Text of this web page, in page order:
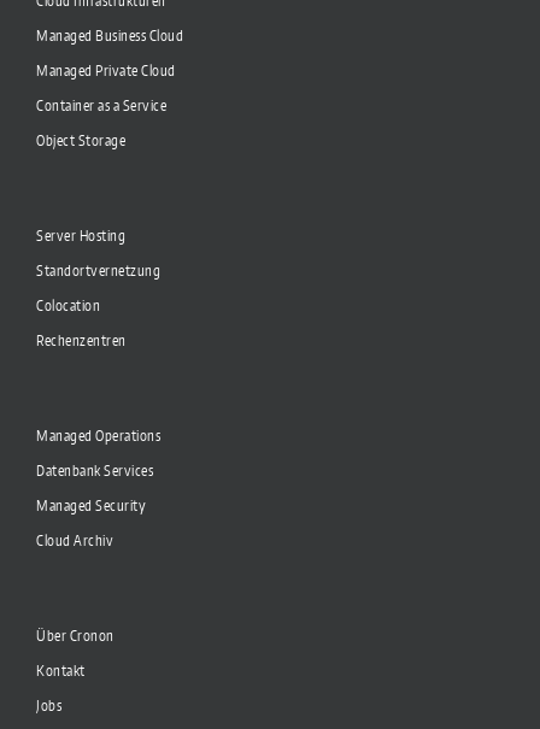
Managed Business Cloud
Managed Private Cloud
Container as a Service
Object Storage
Server Hosting
Standortvernetzung
Colocation
Rechenzentren
Managed Operations
Datenbank Services
Managed Security
Cloud Archiv
Über Cronon
Kontakt
Jobs